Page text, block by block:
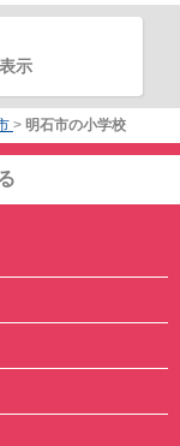
示
> 明石市の小学校